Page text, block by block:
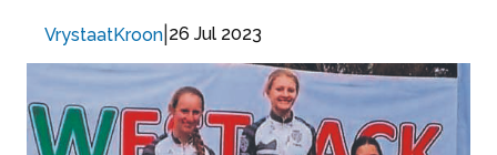
VrystaatKroon 26 Jul 2023